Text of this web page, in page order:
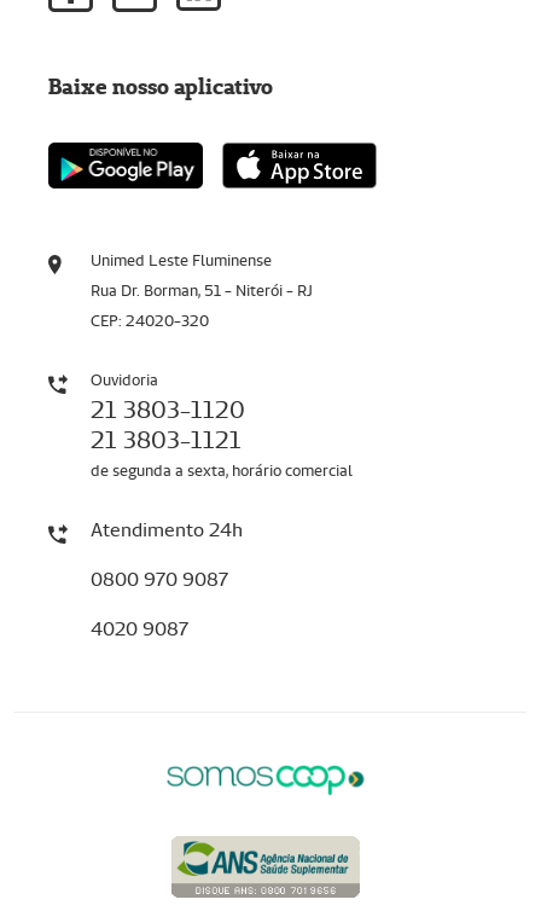
Unimed Leste Fluminense
Rua Dr. Borman, 51 - Niterói - RJ
CEP: 24020-320
Ouvidoria
21 3803-1120
21 3803-1121
de segunda a sexta, horário comercial
Atendimento 24h
0800 970 9087
4020 9087
Baixe nosso aplicativo